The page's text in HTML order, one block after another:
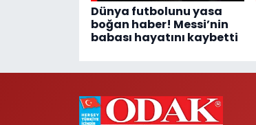
Dünya futbolunu yasa
boğan haber! Messi’nin
babası hayatını kaybetti